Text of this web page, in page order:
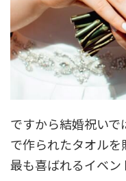
ですから結婚祝い
で作られたタオル
最も喜ばれるイベン